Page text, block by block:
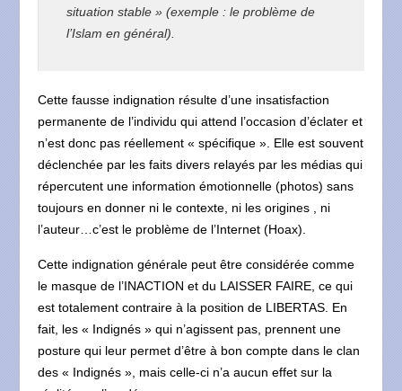
situation stable » (exemple : le problème de
l’Islam en général).
Cette fausse indignation résulte d’une insatisfaction
permanente de l’individu qui attend l’occasion d’éclater et
n’est donc pas réellement « spécifique ». Elle est souvent
déclenchée par les faits divers relayés par les médias qui
répercutent une information émotionnelle (photos) sans
toujours en donner ni le contexte, ni les origines , ni
l’auteur…c’est le problème de l’Internet (Hoax).
Cette indignation générale peut être considérée comme
le masque de l’INACTION et du LAISSER FAIRE, ce qui
est totalement contraire à la position de LIBERTAS. En
fait, les « Indignés » qui n’agissent pas, prennent une
posture qui leur permet d’être à bon compte dans le clan
des « Indignés », mais celle-ci n’a aucun effet sur la